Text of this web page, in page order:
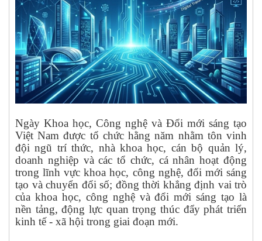
Ngày Khoa học, Công nghệ và Đổi mới sáng tạo
Việt Nam được tổ chức hằng năm nhằm tôn vinh
đội ngũ trí thức, nhà khoa học, cán bộ quản lý,
doanh nghiệp và các tổ chức, cá nhân hoạt động
trong lĩnh vực khoa học, công nghệ, đổi mới sáng
tạo và chuyển đổi số; đồng thời khẳng định vai trò
của khoa học, công nghệ và đổi mới sáng tạo là
nền tảng, động lực quan trọng thúc đẩy phát triển
kinh tế - xã hội trong giai đoạn mới.